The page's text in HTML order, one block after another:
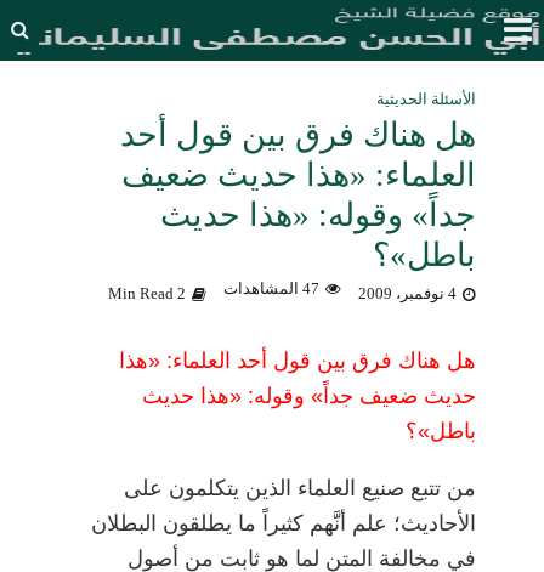
الأسئلة الحديثية
هل هناك فرق بين قول أحد
العلماء: «هذا حديث ضعيف
جداً» وقوله: «هذا حديث
باطل»؟
4 نوفمبر، 2009 47 المشاهدات 2 Min Read
هل هناك فرق بين قول أحد العلماء: «هذا
حديث ضعيف جداً» وقوله: «هذا حديث
باطل»؟
من تتبع صنيع العلماء الذين يتكلمون على
الأحاديث؛ علم أنَّهم كثيراً ما يطلقون البطلان
في مخالفة المتن لما هو ثابت من أصول